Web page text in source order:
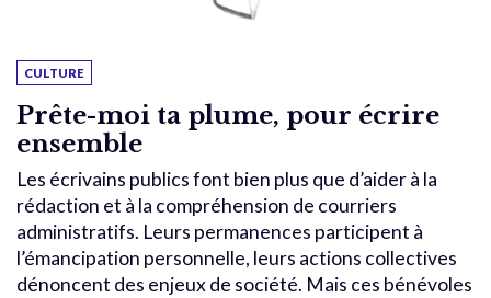
CULTURE
Prête-moi ta plume, pour écrire
ensemble
Les écrivains publics font bien plus que d’aider à la
rédaction et à la compréhension de courriers
administratifs. Leurs permanences participent à
l’émancipation personnelle, leurs actions collectives
dénoncent des enjeux de société. Mais ces bénévoles